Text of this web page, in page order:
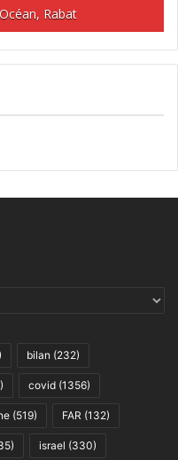
Rabat
bilan (232)
covid (1356)
(519) FAR (132)
israel (330)